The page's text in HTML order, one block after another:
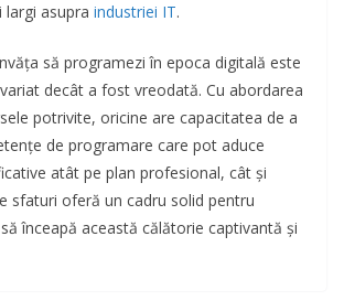
largi asupra industriei IT.
să programezi în epoca digitală este
decât a fost vreodată. Cu abordarea
potrivite, oricine are capacitatea de a
de programare care pot aduce
atât pe plan profesional, cât și
sfaturi oferă un cadru solid pentru
înceapă această călătorie captivantă și